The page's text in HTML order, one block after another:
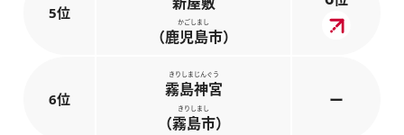
5位 かごしまし
（鹿児島市）
6位
きりしまじんぐう
霧島神宮
きりしまし
（霧島市）
ー